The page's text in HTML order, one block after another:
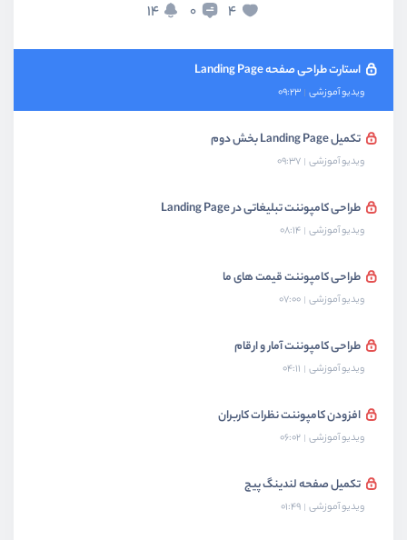
4
0
14
استارت طراحی صفحه Landing Page
ویدیو آموزشی 09:23
تکمیل Landing Page بخش دوم
ویدیو آموزشی 09:37
طراحی کامپوننت تبلیغاتی در Landing Page
ویدیو آموزشی 08:14
طراحی کامپوننت قیمت های ما
ویدیو آموزشی 07:00
طراحی کامپوننت آمار و ارقام
ویدیو آموزشی 04:11
افزودن کامپوننت نظرات کاربران
ویدیو آموزشی 06:02
تکمیل صفحه لندینگ پیج
ویدیو آموزشی 01:49